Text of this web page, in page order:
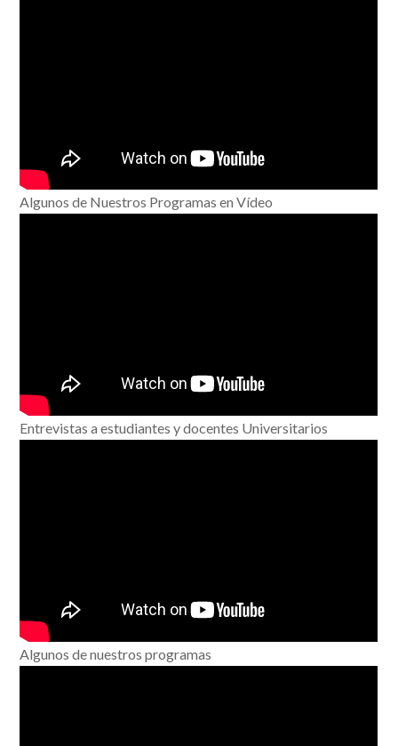
Algunos de Nuestros Programas en Vídeo
Entrevistas a estudiantes y docentes Universitarios
Algunos de nuestros programas